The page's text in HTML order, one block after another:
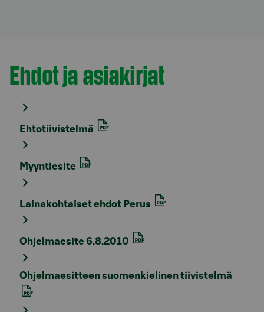
Osio otsikolla
Ehdot ja asiakirjat
Ehtotiivistelmä
Myyntiesite
Lainakohtaiset ehdot Perus
Ohjelmaesite 6.8.2010
Ohjelmaesitteen suomenkielinen tiivistelmä